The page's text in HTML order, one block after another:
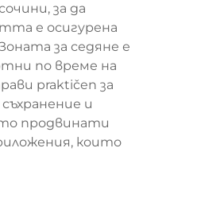
за да
е осигурена
за седяне е
по време на
praktičen за
и
продвинати
които